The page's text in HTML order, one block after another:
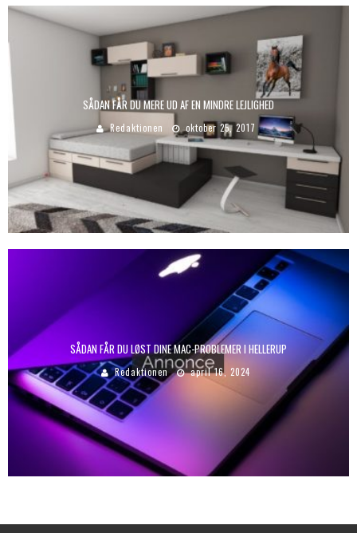
SÅDAN FÅR DU MERE UD AF EN MINDRE LEJLIGHED
Redaktionen oktober 25, 2017
SÅDAN FÅR DU LØST DINE MAC-PROBLEMER I HELLERUP
Redaktionen april 16, 2024